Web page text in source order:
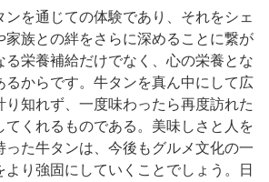
ンを通じての体験であり、それをシェ
家族との絆をさらに深めることに繋が
る栄養補給だけでなく、心の栄養とな
るからです。牛タンを真ん中にして広
り知れず、一度味わったら再度訪れた
てくれるものである。美味しさと人を
った牛タンは、今後もグルメ文化の一
り強固にしていくことでしょう。日